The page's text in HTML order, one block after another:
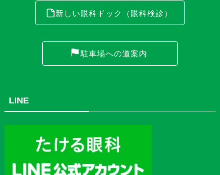
新しい眼科ドック（眼科検診）
駐車場への道案内
LINE